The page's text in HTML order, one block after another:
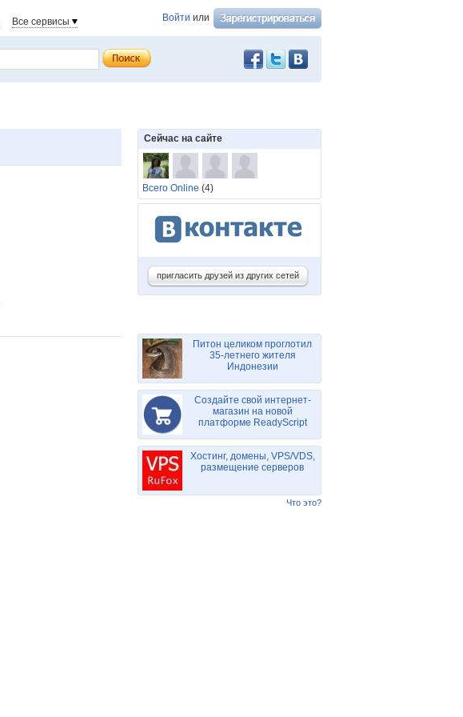
Войти или
Все сервисы
Сейчас на сайте
Всего Online (4)
пригласить друзей из других сетей
Питон целиком проглотил
35-летнего жителя
Индонезии
Создайте свой интернет-
магазин на новой
платформе ReadyScript
Хостинг, домены, VPS/VDS,
размещение серверов
Что это?